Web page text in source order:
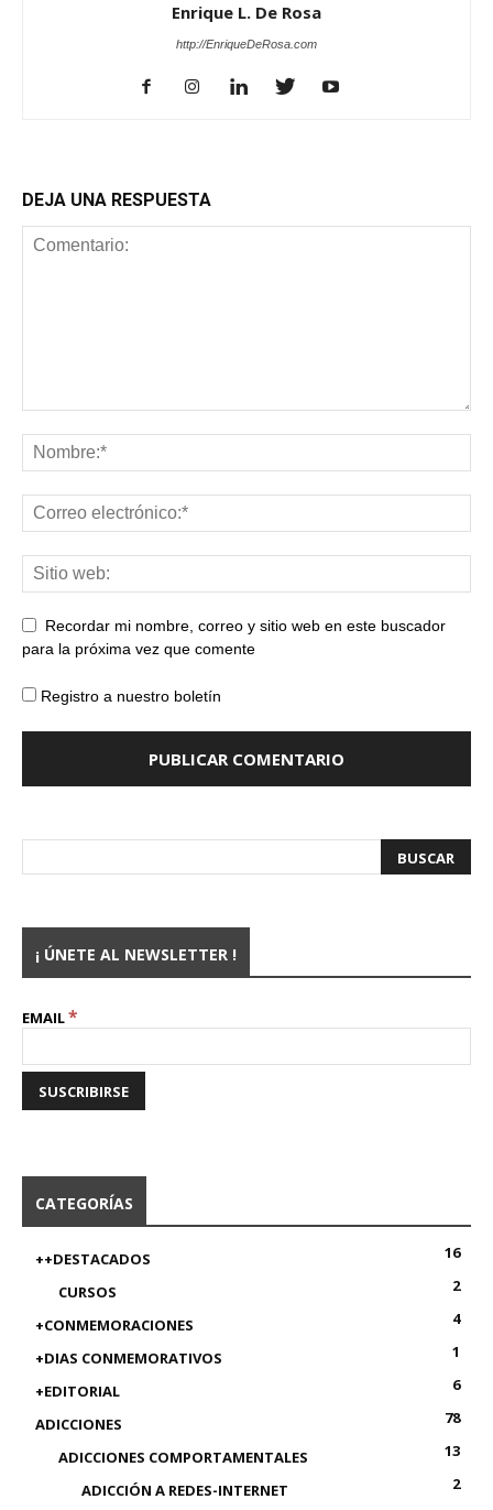
Enrique L. De Rosa
http://EnriqueDeRosa.com
DEJA UNA RESPUESTA
Recordar mi nombre, correo y sitio web en este buscador
para la próxima vez que comente
Registro a nuestro boletín
¡ ÚNETE AL NEWSLETTER !
EMAIL*
CATEGORÍAS
++DESTACADOS
16
CURSOS
2
+CONMEMORACIONES
4
+DIAS CONMEMORATIVOS
1
+EDITORIAL
6
ADICCIONES
78
ADICCIONES COMPORTAMENTALES
13
ADICCIÓN A REDES-INTERNET
2